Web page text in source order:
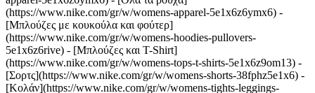
(https://www.nike.com/gr/w/womens-apparel-5e1x6z6ymx6) -
[Μπλούζες με κουκούλα και φούτερ]
(https://www.nike.com/gr/w/womens-hoodies-pullovers-
5e1x6z6rive) - [Μπλούζες και T-Shirt]
(https://www.nike.com/gr/w/womens-tops-t-shirts-5e1x6z9om13) -
[Σορτς](https://www.nike.com/gr/w/womens-shorts-38fphz5e1x6) -
[Κολάν](https://www.nike.com/gr/w/womens-tights-leggings-